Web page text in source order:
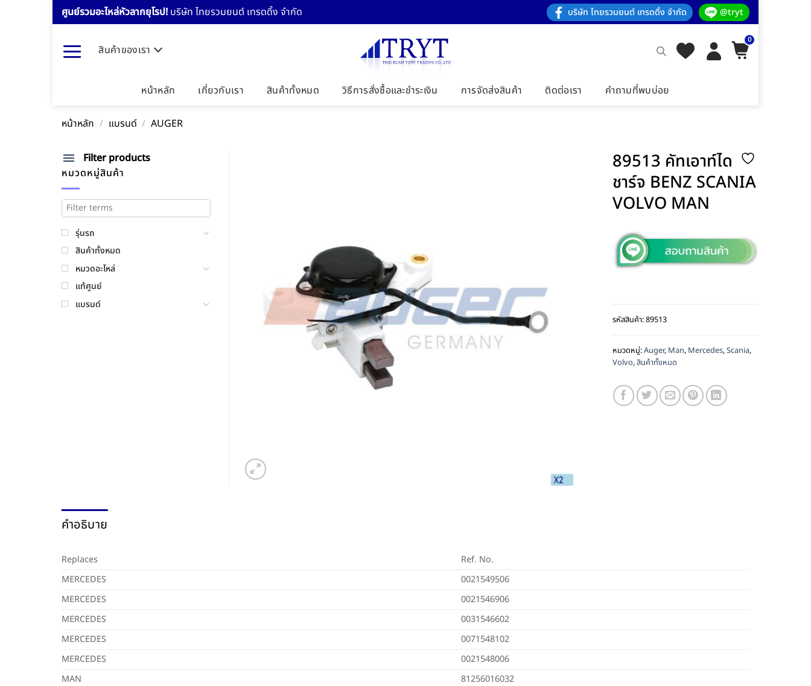
Skip
to
ศูนย์รวมอะไหล่หัวลากยุโรป! บริษัท ไทยรวมยนต์ เทรดดิ้ง จำกัด บริษัท ไทยรวมยนต์ เทรดดิ้ง จำกัด @tryt
สินค้าของเรา
0
หน้าหลัก เกี่ยวกับเรา สินค้าทั้งหมด วิธีการสั่งซื้อและชำระเงิน การจัดส่งสินค้า ติดต่อเรา คำถามที่พบบ่อย
หน้าหลัก / แบรนด์ / AUGER
89513 คัทเอาท์ได
ชาร์จ BENZ SCANIA
VOLVO MAN
รหัสสินค้า:89513
หมวดหมู่:Auger, Man, Mercedes,Scania,
Volvo,สินค้าทั้งหมด
Filter products
หมวดหมู่สินค้า
รุ่นรถ
สินค้าทั้งหมด
หมวดอะไหล่
แท้ศูนย์
แบรนด์
คำอธิบาย
Replaces
Ref. No.
MERCEDES
0021549506
MERCEDES
0021546906
MERCEDES
0031546602
MERCEDES
0071548102
MERCEDES
0021548006
MAN
81256016032